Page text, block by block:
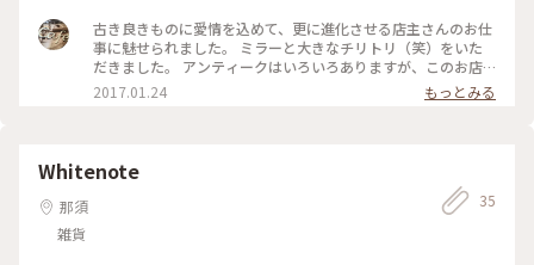
古き良きものに愛情を込めて、更に進化させる店主さんのお仕
事に魅せられました。 ミラーと大きなチリトリ（笑）をいた
だきました。 アンティークはいろいろありますが、このお店
のセレクトは好みですね〜 #黒磯 #アンティークショップ #吉
田商店
2017.01.24 もっとみる
Whitenote
那須
雑貨
35